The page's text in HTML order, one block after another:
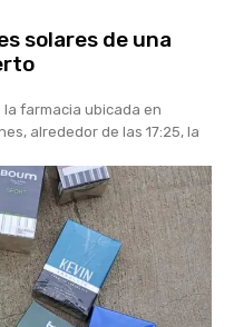
solares de una
farmacia ubicada en